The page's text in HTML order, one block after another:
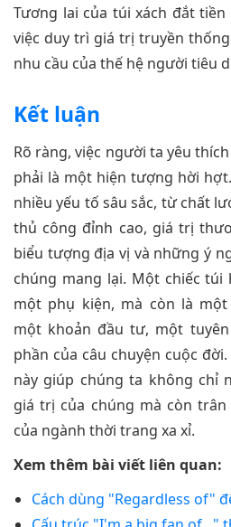
Tương lai của túi xách đắt
việc duy trì giá trị truyền
nhu cầu của thế hệ người tiêu
Kết luận
Rõ ràng, việc người ta yêu
phải là một hiện tượng hời
nhiều yếu tố sâu sắc, từ chất
thủ công đỉnh cao, giá trị
biểu tượng địa vị và những ý
chúng mang lại. Một chiếc túi
một phụ kiện, mà còn là
một khoản đầu tư, một
phần của câu chuyện cuộc
này giúp chúng ta không chỉ
giá trị của chúng mà còn
của ngành thời trang xa xỉ.
Xem thêm bài viết liên quan:
Cách dùng "Regardless of"